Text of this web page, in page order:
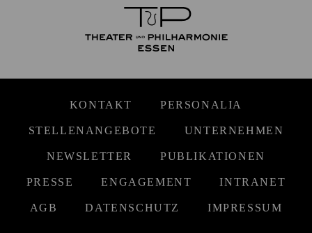
KONTAKT PERSONALIA
STELLENANGEBOTE UNTERNEHMEN
NEWSLETTER PUBLIKATIONEN
PRESSE ENGAGEMENT INTRANET
AGB DATENSCHUTZ IMPRESSUM